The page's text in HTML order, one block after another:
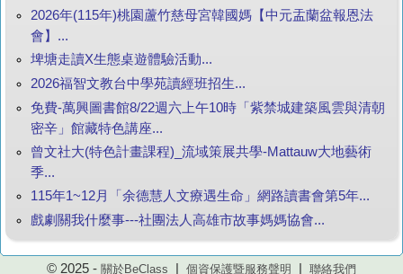
2026年(115年)桃園蘆竹慈母宮韓國媽【中元盂蘭盆報恩法
會】...
埤塘走讀X生態桌遊體驗活動...
2026福智文教台中學苑讀經班招生...
免費-萬興圖書館8/22週六上午10時「紫禁城建築風雲與清朝
密辛」館藏特色講座...
曾文社大(特色計畫課程)_流域策展共學-Mattauw大地藝術
季...
115年1~12月「余德慧人文療遇生命」網路讀書會第5年...
戲劇關我什麼事---社團法人高雄市故事媽媽協會...
© 2025 - 關於BeClass 個資保護暨服務聲明 聯絡我們